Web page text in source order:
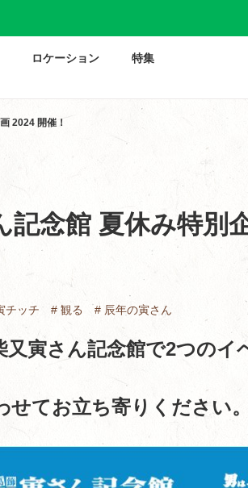
ロケーション 特集
2024 開催！
記念館 夏休み特別
チッチ # 観る # 辰年の寅さん
又寅さん記念館で2つのイ
せてお立ち寄りください